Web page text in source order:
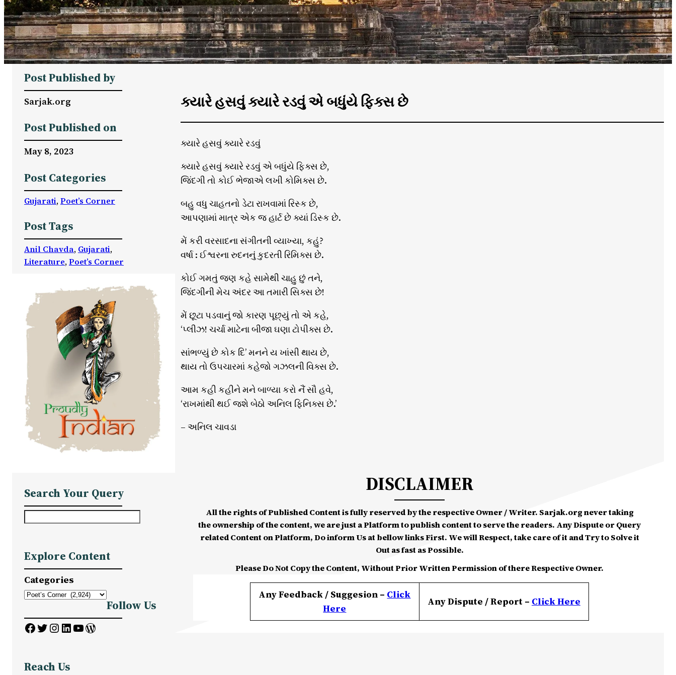
Post Published by
Sarjak.org
Post Published on
May 8, 2023
Post Categories
Gujarati, Poet’s Corner
Post Tags
Anil Chavda, Gujarati
Literature, Poet’s Corner
Search Your Query
r
c
h
Explore Content
Categories
Follow Us
Facebook Twitter InstagramLinkedIn YouTube WordPress
Reach Us
ક્યારે હસવું ક્યારે રડવું એ બધુંયે ફિક્સ છે
ક્યારે હસવું ક્યારે રડવું
ક્યારે હસવું ક્યારે રડવું એ બધુંયે ફિક્સ છે,
જિંદગી તો કોઈ ભેજાએ લખી કોમિક્સ છે.
બહુ વધુ ચાહતનો ડેટા રાખવામાં રિસ્ક છે,
આપણામાં માત્ર એક જ હાર્ટ છે ક્યાં ડિસ્ક છે.
મેં કરી વરસાદના સંગીતની વ્યાખ્યા, કહું?
વર્ષા : ઈશ્વરના રુદનનું કુદરતી રિમિક્સ છે.
કોઈ ગમતું જણ કહે સામેથી ચાહુ છું તને,
જિંદગીની મેચ અંદર આ તમારી સિક્સ છે!
મેં છૂટા પડવાનું જો કારણ પૂછ્યું તો એ કહે,
‘પ્લીઝ! ચર્ચા માટેના બીજા ઘણા ટોપીક્સ છે.
સાંભળ્યું છે કોક દિ’ મનને ય ખાંસી થાય છે,
થાય તો ઉપચારમાં કહેજો ગઝલની વિક્સ છે.
આમ કહી કહીને મને બાળ્યા કરો નૈં સૌ હવે,
‘રાખમાંથી થઈ જશે બેઠો અનિલ ફિનિક્સ છે.’
– અનિલ ચાવડા
DISCLAIMER
All the rights of Published Content is fully reserved by the respective Owner / Writer. Sarjak.org never taking
the ownership of the content, we are just a Platform to publish content to serve the readers. Any Dispute or Query
related Content on Platform, Do inform Us at bellow links First. We will Respect, take care of it and Try to Solve it
Out as fast as Possible.
Please Do Not Copy the Content, Without Prior Written Permission of there Respective Owner.
Any Feedback / Suggesion – Click
Here
Any Dispute / Report – ClickHere